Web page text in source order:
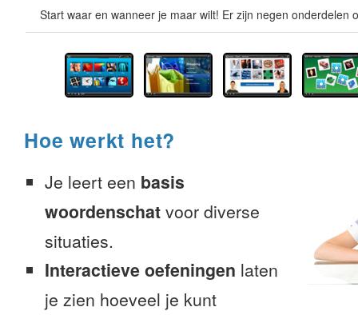
Start waar en wanneer je maar wilt! Er zijn negen onderdelen
Hoe werkt het?
Je leert een basis
woordenschat voor diverse
situaties.
Interactieve oefeningen laten
je zien hoeveel je kunt